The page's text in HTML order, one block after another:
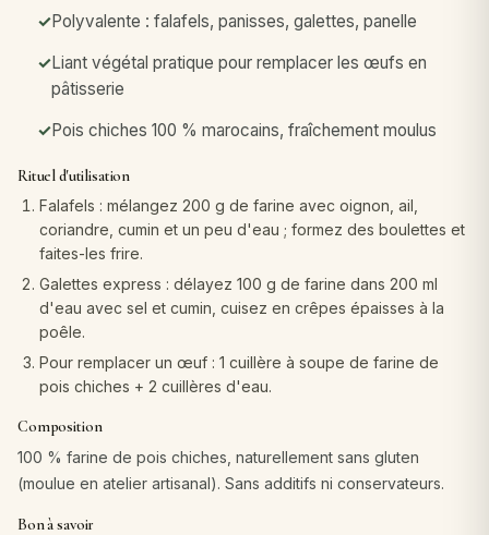
Polyvalente : falafels, panisses, galettes, panelle
Liant végétal pratique pour remplacer les œufs en
pâtisserie
Pois chiches 100 % marocains, fraîchement moulus
Rituel d'utilisation
Falafels : mélangez 200 g de farine avec oignon, ail,
coriandre, cumin et un peu d'eau ; formez des boulettes et
faites-les frire.
Galettes express : délayez 100 g de farine dans 200 ml
d'eau avec sel et cumin, cuisez en crêpes épaisses à la
poêle.
Pour remplacer un œuf : 1 cuillère à soupe de farine de
pois chiches + 2 cuillères d'eau.
Composition
100 % farine de pois chiches, naturellement sans gluten
(moulue en atelier artisanal). Sans additifs ni conservateurs.
Bon à savoir